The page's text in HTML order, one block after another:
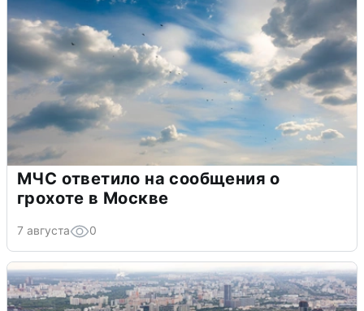
МЧС ответило на сообщения о
грохоте в Москве
7 августа 0